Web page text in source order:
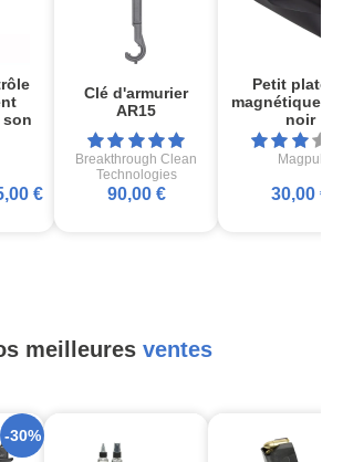
son
€
Clé d'armurier
AR15
Breakthrough Clean
Technologies
90,00 €
Petit
magnétique
noir
Magpul
30,00 €
meilleures ventes
-30%